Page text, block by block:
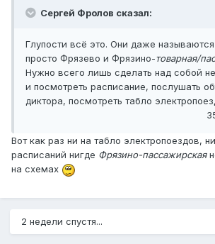
Сергей Фролов сказал:
Глупости всё это. Они даже
просто Фрязево и Фрязино-товарная/
Нужно всего лишь сделать над собой
и посмотреть расписание, послушать
диктора, посмотреть табло
Вот как раз ни на табло электропоездов,
расписаний нигде Фрязино-пассажирская
на схемах
2 недели спустя...